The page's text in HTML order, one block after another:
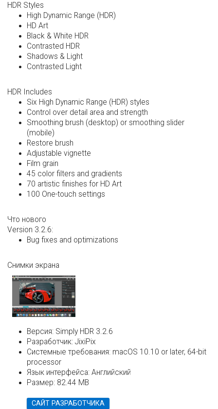
HDR Styles
High Dynamic Range (HDR)
HD Art
Black & White HDR
Contrasted HDR
Shadows & Light
Contrasted Light
HDR Includes
Six High Dynamic Range (HDR) styles
Control over detail area and strength
Smoothing brush (desktop) or smoothing slider
(mobile)
Restore brush
Adjustable vignette
Film grain
45 color filters and gradients
70 artistic finishes for HD Art
100 One-touch settings
Что нового
Version 3.2.6:
Bug fixes and optimizations
Снимки экрана
Версия: Simply HDR 3.2.6
Разработчик: JixiPix
Системные требования: macOS 10.10 or later, 64-bit
processor
Язык интерфейса: Английский
Размер: 82.44 MB
САЙТ РАЗРАБОТЧИКА